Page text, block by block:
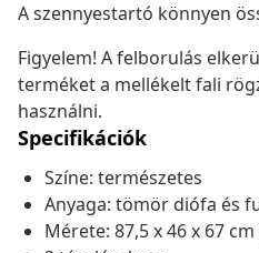
A szennyestartó könnyen
Figyelem! A felborulás
terméket a mellékelt fali
használni.
Specifikációk
Színe: természetes
Anyaga: tömör diófa és
Mérete: 87,5 x 46 x 67